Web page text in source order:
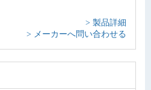
> 製品詳細
> メーカーへ問い合わせる